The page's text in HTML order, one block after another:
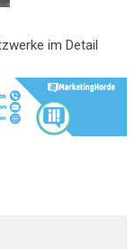
im Detail